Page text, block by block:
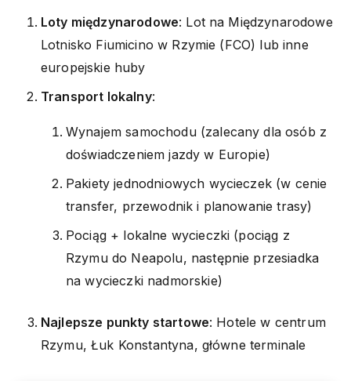
Loty międzynarodowe: Lot na Międzynarodowe
Lotnisko Fiumicino w Rzymie (FCO) lub inne
europejskie huby
Transport lokalny:
Wynajem samochodu (zalecany dla osób z
doświadczeniem jazdy w Europie)
Pakiety jednodniowych wycieczek (w cenie
transfer, przewodnik i planowanie trasy)
Pociąg + lokalne wycieczki (pociąg z
Rzymu do Neapolu, następnie przesiadka
na wycieczki nadmorskie)
Najlepsze punkty startowe: Hotele w centrum
Rzymu, Łuk Konstantyna, główne terminale